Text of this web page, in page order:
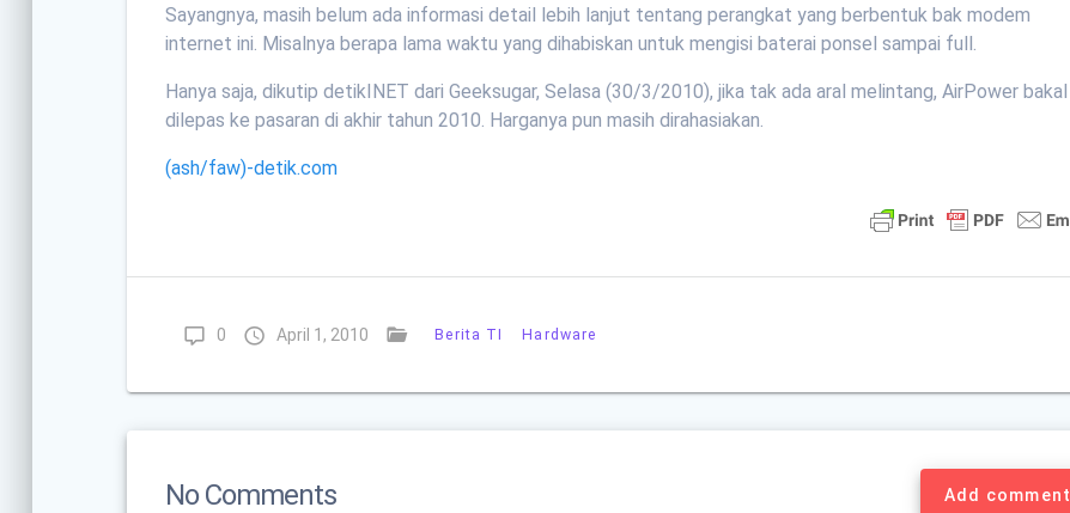
Sayangnya, masih belum ada informasi detail lebih lanjut tentang perangkat yang berbentuk bak modem
internet ini. Misalnya berapa lama waktu yang dihabiskan untuk mengisi baterai ponsel sampai full.
Hanya saja, dikutip detikINET dari Geeksugar, Selasa (30/3/2010), jika tak ada aral melintang, AirPower bakal
dilepas ke pasaran di akhir tahun 2010. Harganya pun masih dirahasiakan.
(ash/faw)-detik.com
0 April 1, 2010 Berita TI Hardware
No Comments Add comment